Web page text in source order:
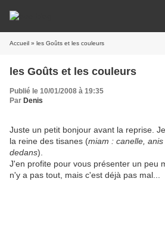
Accueil » les Goûts et les couleurs
les Goûts et les couleurs
Publié le 10/01/2008 à 19:35
Par Denis
Juste un petit bonjour avant la reprise.
la reine des tisanes (miam : canelle,
dedans).
J'en profite pour vous présenter un peu
n'y a pas tout, mais c'est déjà pas mal...